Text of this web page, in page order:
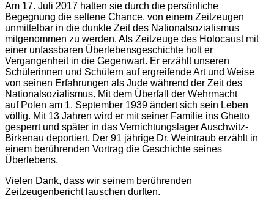
Am 17. Juli 2017 hatten sie durch die persönliche
Begegnung die seltene Chance, von einem Zeitzeugen
unmittelbar in die dunkle Zeit des Nationalsozialismus
mitgenommen zu werden. Als Zeitzeuge des Holocaust mit
einer unfassbaren Überlebensgeschichte holt er
Vergangenheit in die Gegenwart. Er erzählt unseren
Schülerinnen und Schülern auf ergreifende Art und Weise
von seinen Erfahrungen als Jude während der Zeit des
Nationalsozialismus. Mit dem Überfall der Wehrmacht
auf Polen am 1. September 1939 ändert sich sein Leben
völlig. Mit 13 Jahren wird er mit seiner Familie ins Ghetto
gesperrt und später in das Vernichtungslager Auschwitz-
Birkenau deportiert. Der 91 jährige Dr. Weintraub erzählt in
einem berührenden Vortrag die Geschichte seines
Überlebens.
Vielen Dank, dass wir seinem berührenden
Zeitzeugenbericht lauschen durften.